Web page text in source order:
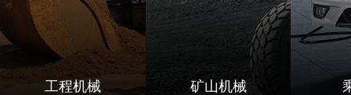
工程机械 矿山机械